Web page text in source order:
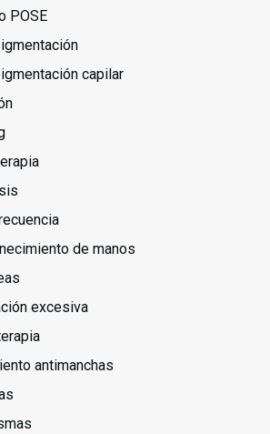
POSE
capilar
de manos
excesiva
antimanchas